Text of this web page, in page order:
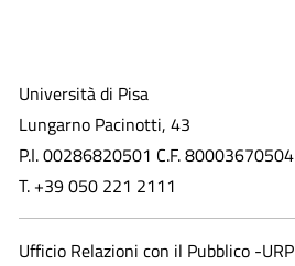
Università di Pisa
Lungarno Pacinotti, 43
P.I. 00286820501 C.F. 80003670504
T. +39 050 221 2111
Ufficio Relazioni con il Pubblico -URP